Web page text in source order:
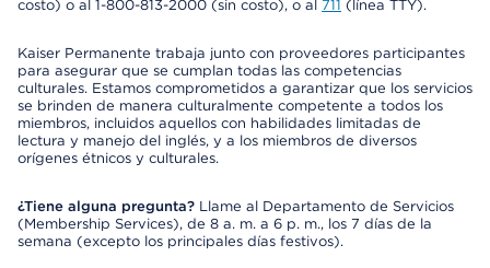
costo) o al 1-800-813-2000 (sin costo), o al 711 (línea TTY).
Kaiser Permanente trabaja junto con proveedores participantes
para asegurar que se cumplan todas las competencias
culturales. Estamos comprometidos a garantizar que los servicios
se brinden de manera culturalmente competente a todos los
miembros, incluidos aquellos con habilidades limitadas de
lectura y manejo del inglés, y a los miembros de diversos
orígenes étnicos y culturales.
¿Tiene alguna pregunta? Llame al Departamento de Servicios
(Membership Services), de 8 a. m. a 6 p. m., los 7 días de la
semana (excepto los principales días festivos).